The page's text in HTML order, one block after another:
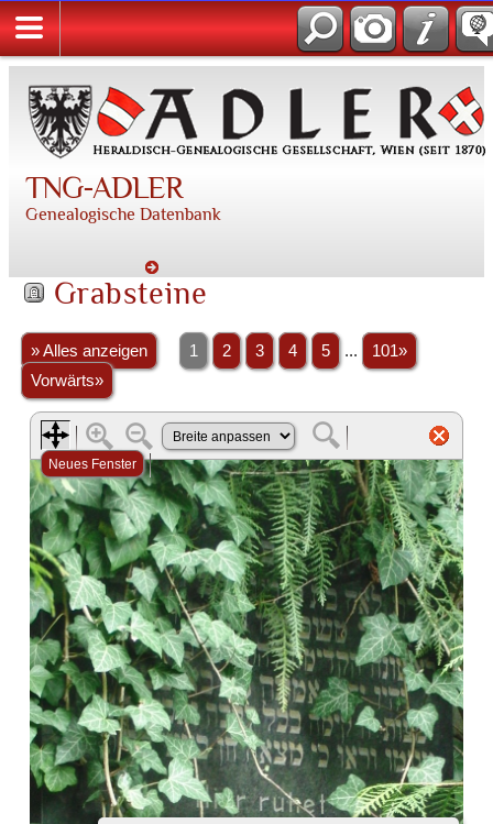
TNG-ADLER
Genealogische Datenbank
Grabsteine
» Alles anzeigen 1 2 3 4 5 ...
101»
Vorwärts»